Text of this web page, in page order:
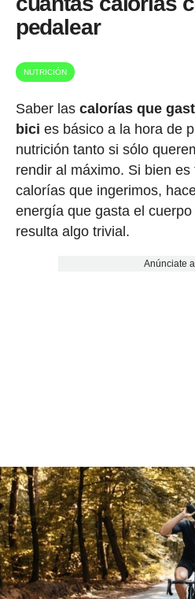
pedalear
NUTRICIÓN
Saber las calorías que
bici es básico a la hora de
nutrición tanto si sólo
rendir al máximo. Si bien
calorías que ingerimos,
energía que gasta el
resulta algo trivial.
Anúnciate